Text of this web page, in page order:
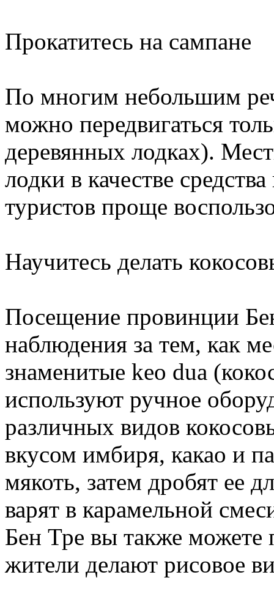
Прокатитесь на сампане
По многим небольшим
можно передвигаться
деревянных лодках).
лодки в качестве
туристов проще
Научитесь делать
Посещение провинции
наблюдения за тем, как
знаменитые keo dua
используют ручное
различных видов
вкусом имбиря, какао и
мякоть, затем дробят ее
варят в карамельной
Бен Тре вы также можете
жители делают рисовое